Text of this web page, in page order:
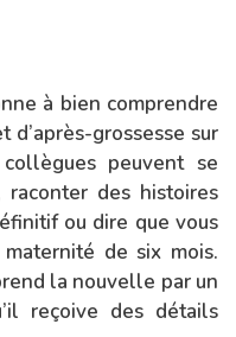
à bien comprendre
d’après-grossesse sur
peuvent se
des histoires
ou dire que vous
de six mois.
la nouvelle par un
reçoive des détails